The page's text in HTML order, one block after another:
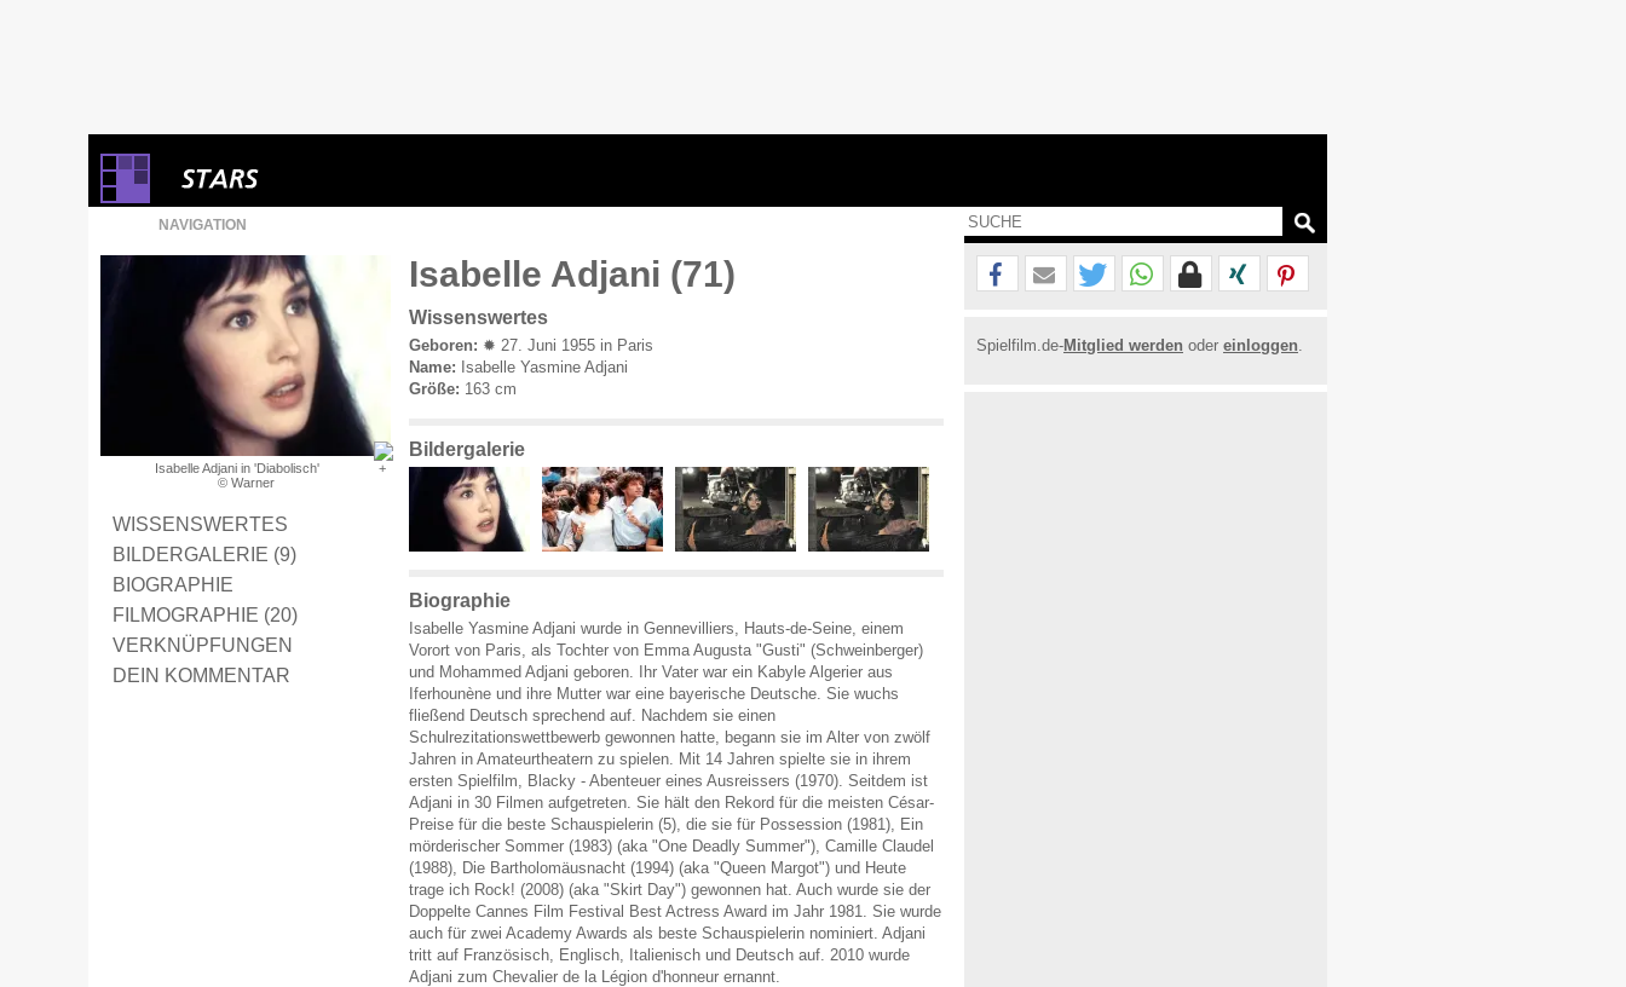
NAVIGATION
Isabelle Adjani in 'Diabolisch'
© Warner
WISSENSWERTES
BILDERGALERIE (9)
BIOGRAPHIE
FILMOGRAPHIE (20)
VERKNÜPFUNGEN
DEIN KOMMENTAR
Isabelle Adjani (71)
Wissenswertes
Geboren: ✹ 27. Juni 1955 in Paris
Name: Isabelle Yasmine Adjani
Größe: 163 cm
Bildergalerie
Biographie
Isabelle Yasmine Adjani wurde in Gennevilliers, Hauts-de-Seine, einem
Vorort von Paris, als Tochter von Emma Augusta "Gusti" (Schweinberger)
und Mohammed Adjani geboren. Ihr Vater war ein Kabyle Algerier aus
Iferhounène und ihre Mutter war eine bayerische Deutsche. Sie wuchs
fließend Deutsch sprechend auf. Nachdem sie einen
Schulrezitationswettbewerb gewonnen hatte, begann sie im Alter von zwölf
Jahren in Amateurtheatern zu spielen. Mit 14 Jahren spielte sie in ihrem
ersten Spielfilm, Blacky - Abenteuer eines Ausreissers (1970). Seitdem ist
Adjani in 30 Filmen aufgetreten. Sie hält den Rekord für die meisten César-
Preise für die beste Schauspielerin (5), die sie für Possession (1981), Ein
mörderischer Sommer (1983) (aka "One Deadly Summer"), Camille Claudel
(1988), Die Bartholomäusnacht (1994) (aka "Queen Margot") und Heute
trage ich Rock! (2008) (aka "Skirt Day") gewonnen hat. Auch wurde sie der
Doppelte Cannes Film Festival Best Actress Award im Jahr 1981. Sie wurde
auch für zwei Academy Awards als beste Schauspielerin nominiert. Adjani
tritt auf Französisch, Englisch, Italienisch und Deutsch auf. 2010 wurde
Adjani zum Chevalier de la Légion d'honneur ernannt.
Spielfilm.de-Mitglied werden oder einloggen.